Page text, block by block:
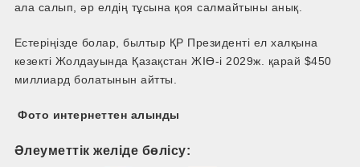
ала салып, әр елдің тұсына қоя салмайтыны анық.
Естеріңізде болар, былтыр ҚР Президенті ел халқына
кезекті Жолдауында Қазақстан ЖІӨ-і 2029ж. қарай $450
миллиард болатынын айтты.
Фото интернеттен алынды
Әлеуметтік желіде бөлісу: